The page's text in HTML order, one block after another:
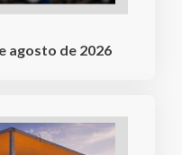
agosto de 2026